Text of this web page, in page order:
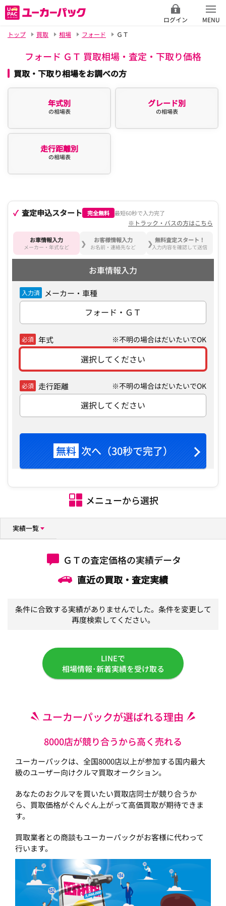
ログイン
MENU
トップ
買取 相場 フォード ＧＴ
フォード ＧＴ 買取相場・査定・下取り価格
買取・下取り相場をお調べの方
年式別
の相場表
グレード別
の相場表
走行距離別
の相場表
査定申込スタート 完全無料 最短60秒で入力完了
※トラック・バスの方はこちら
お車情報入力
メーカー・年式など
お客様情報入力
お名前・連絡先など
無料査定スタート！
入力内容を確認して送信
お車情報入力
入力済 メーカー・車種
フォード・ＧＴ
必須 年式 ※不明の場合はだいたいでOK
選択してください
必須 走行距離 ※不明の場合はだいたいでOK
選択してください
無料 次へ（30秒で完了）
メニューから選択
実績一覧
ＧＴの査定価格の実績データ
直近の買取・査定実績
条件に合致する実績がありませんでした。条件を変更して
再度検索してください。
LINEで
相場情報･新着実績を受け取る
ユーカーパックが選ばれる理由
8000店が競り合うから高く売れる
ユーカーパックは、全国8000店以上が参加する国内最大
級のユーザー向けクルマ買取オークション。
あなたのおクルマを買いたい買取店同士が競り合うか
ら、買取価格がぐんぐん上がって高価買取が期待できま
す。
買取業者との商談もユーカーパックがお客様に代わって
行います。